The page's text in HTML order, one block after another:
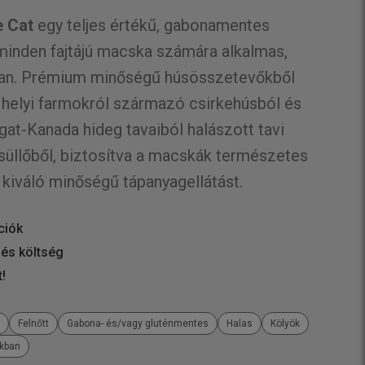
Cat egy teljes értékű, gabonamentes
fajtájú macska számára alkalmas,
Prémium minőségű húsösszetevőkből
farmokról származó csirkehúsból és
Kanada hideg tavaiból halászott tavi
biztosítva a macskák természetes
minőségű tápanyagellátást.
költség
Felnőtt Gabona- és/vagy gluténmentes Halas
Kölyök